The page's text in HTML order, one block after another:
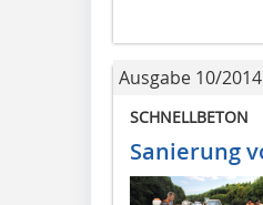
Ausgabe 10/2014
SCHNELLBETON
Sanierung